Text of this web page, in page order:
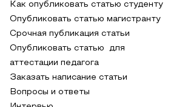
Как опубликовать статью студенту
Опубликовать статью магистранту
Срочная публикация статьи
Опубликовать статью для
аттестации педагога
Заказать написание статьи
Вопросы и ответы